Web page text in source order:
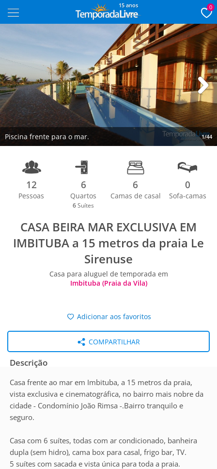
15 anos 0
Piscina frente para o mar. 1/44
Next
12
Pessoas
6
Quartos
6 Suítes
6
Camas de casal
0
Sofa-camas
CASA BEIRA MAR EXCLUSIVA EM
IMBITUBA a 15 metros da praia Le
Sirenuse
Casa para aluguel de temporada em
Imbituba (Praia da Vila)
Adicionar aos favoritos
COMPARTILHAR
Descrição
Casa frente ao mar em Imbituba, a 15 metros da praia,
vista exclusiva e cinematográfica, no bairro mais nobre da
cidade - Condomínio João Rimsa -.Bairro tranquilo e
seguro.
Casa com 6 suítes, todas com ar condicionado, banheira
dupla (sem hidro), cama box para casal, frigo bar, TV.
5 suítes com sacada e vista única para toda a praia.